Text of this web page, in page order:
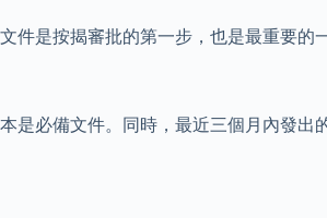
件是按揭審批的第一步，也是最重要的
必備文件。同時，最近三個月內發